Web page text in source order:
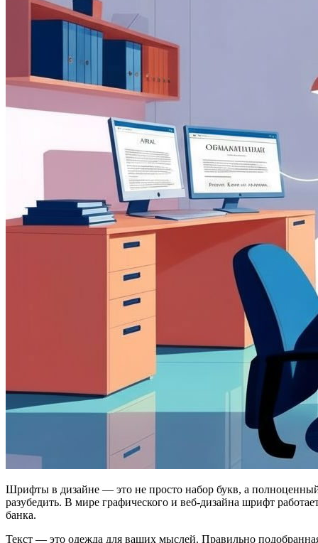
Шрифты в дизайне — это не просто набор букв, а
разубедить. В мире графического и веб-дизайна шрифт
банка.
Текст — это одежда для ваших мыслей. Правильно